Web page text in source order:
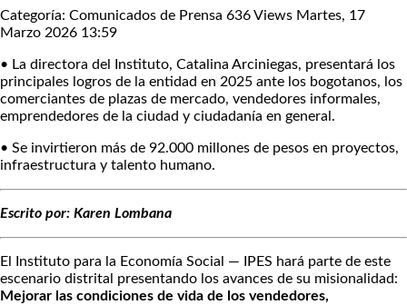
Categoría: Comunicados de Prensa 636 Views Martes, 17
Marzo 2026 13:59
• La directora del Instituto, Catalina Arciniegas, presentará los
principales logros de la entidad en 2025 ante los bogotanos, los
comerciantes de plazas de mercado, vendedores informales,
emprendedores de la ciudad y ciudadanía en general.
• Se invirtieron más de 92.000 millones de pesos en proyectos,
infraestructura y talento humano.
Escrito por: Karen Lombana
El Instituto para la Economía Social — IPES hará parte de este
escenario distrital presentando los avances de su misionalidad:
Mejorar las condiciones de vida de los vendedores,